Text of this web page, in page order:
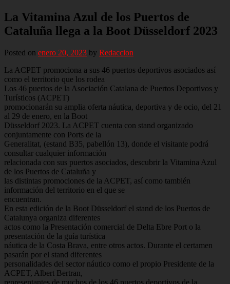
La Vitamina Azul de los Puertos de
Cataluña llega a la Boot Düsseldorf 2023
Posted on enero 20, 2023 by Redaccion
La ACPET promociona a sus 46 puertos deportivos asociados así
como el territorio que los rodea
Los 46 puertos de la Asociación Catalana de Puertos Deportivos y
Turísticos (ACPET)
promocionarán su amplia oferta náutica, deportiva y de ocio, del 21
al 29 de enero, en la Boot
Düsseldorf 2023. La ACPET cuenta con stand organizado
conjuntamente con Ports de la
Generalitat, (estand B35, pabellón 13), donde el visitante podrá
consultar cualquier información
relacionada con sus puertos asociados, descubrir la Vitamina Azul
de los Puertos de Cataluña y
las distintas promociones de la ACPET, así como también
información del territorio en el que se
encuentran.
En esta edición de la Boot Düsseldorf el stand de los Puertos de
Catalunya organiza diferentes
actos como la Presentación comercial de Delta Ebre Port o la
presentación de la guía turística
náutica de la Costa Brava, entre otros actos. Durante el certamen
pasarán por el stand diferentes
personalidades del sector náutico como el propio Presidente de la
ACPET, Albert Bertran,
representantes de muchos de los 46 puertos deportivos de la